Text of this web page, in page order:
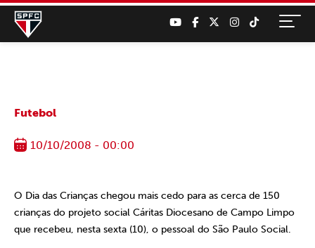
Futebol
10/10/2008 - 00:00
O Dia das Crianças chegou mais cedo para as cerca de 150
crianças do projeto social Cáritas Diocesano de Campo Limpo
que recebeu, nesta sexta (10), o pessoal do São Paulo Social.